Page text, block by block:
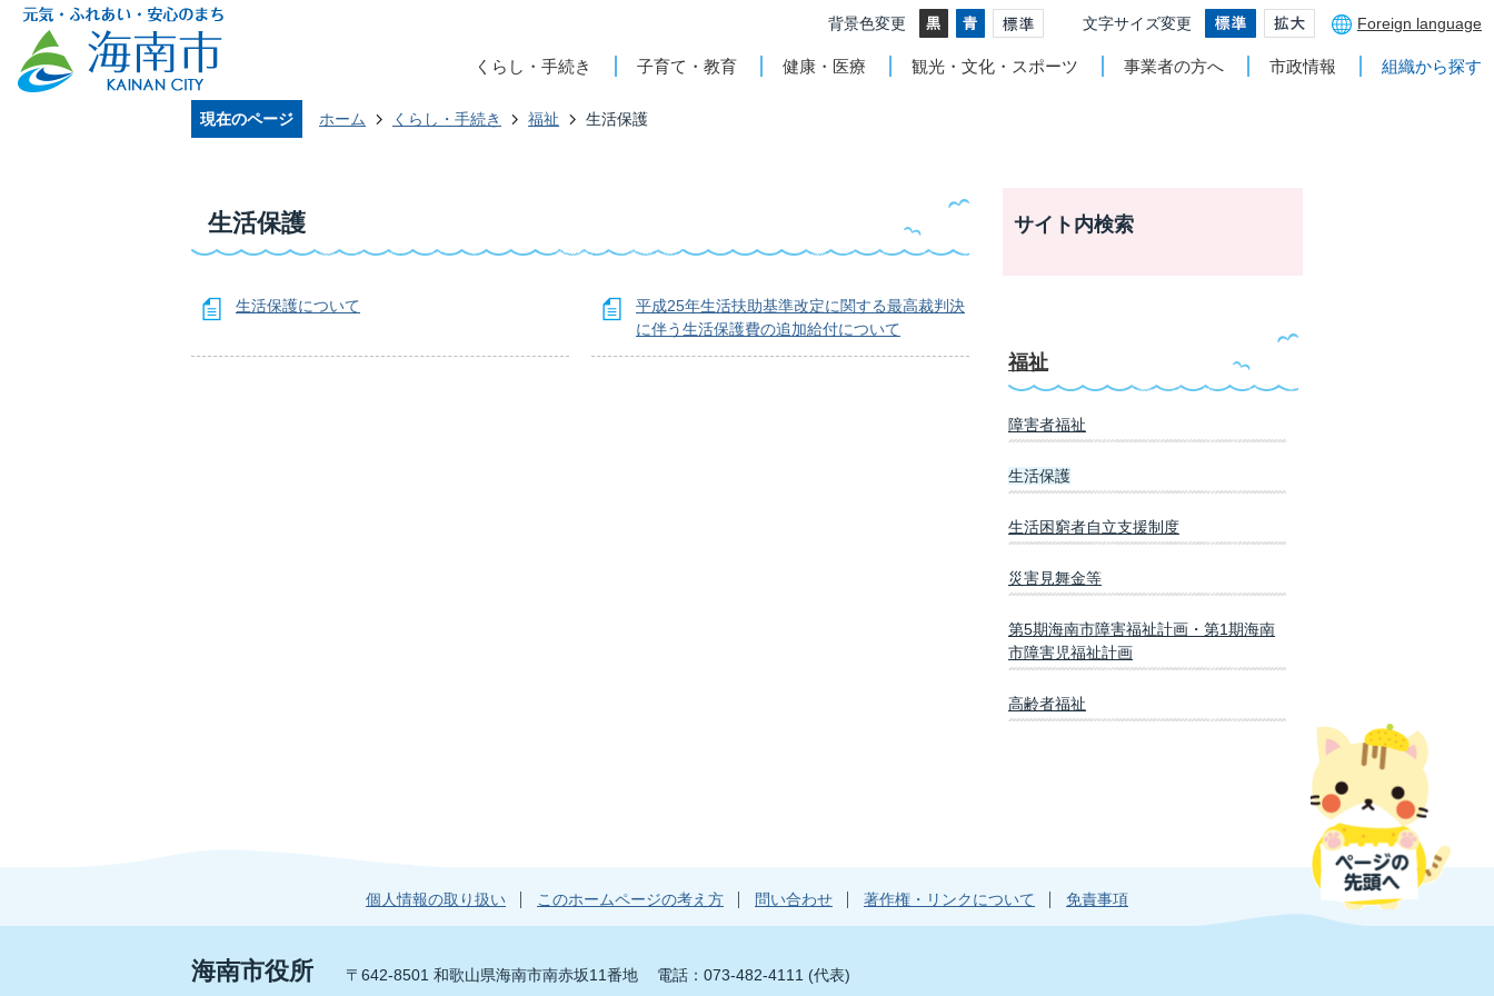
背景色変更 文字サイズ変更 Foreign language
くらし・手続き 子育て・教育 健康・医療 観光・文化・スポーツ 事業者の方へ 市政情報 組織から探す
現在のページ ホーム くらし・手続き 福祉 生活保護
生活保護
生活保護について
平成25年生活扶助基準改定に関する最高裁判決
に伴う生活保護費の追加給付について
サイト内検索
福祉
障害者福祉
生活保護
生活困窮者自立支援制度
災害見舞金等
第5期海南市障害福祉計画・第1期海南
市障害児福祉計画
高齢者福祉
個人情報の取り扱い このホームページの考え方 問い合わせ 著作権・リンクについて 免責事項
海南市役所 〒642-8501 和歌山県海南市南赤坂11番地 電話：073-482-4111 (代表)